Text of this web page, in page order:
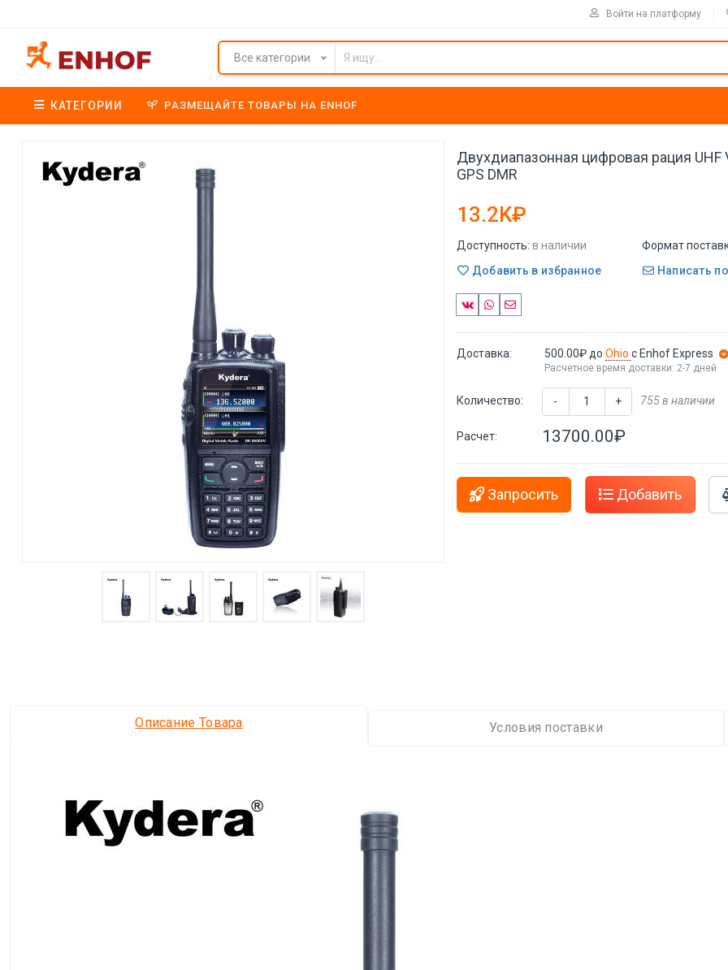
Войти на платформу
Все категории
КАТЕГОРИИ РАЗМЕЩАЙТЕ ТОВАРЫ НА ENHOF
Двухдиапазонная цифровая рация UHF
GPS DMR
13.2K₽
Доступность: в наличии
Формат
Добавить в избранное
Написать
Доставка: 500.00₽ доOhioс Enhof Express
Расчетное время доставки: 2-7 дней
Количество: - + 755 в наличии
Расчет: 13700.00₽
Запросить Добавить
Описание Товара Условия поставки